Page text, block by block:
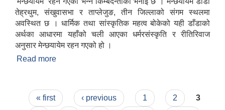
तेह्रथुम, संखुवासभा र ताप्लेजुङ, तीन जिल्लाको संगम स्थलमा
अवस्थित छ । धार्मिक तथा सांस्कृतिक महत्व बोकेको यही डाँडाको
अर्थका आधारमा यहाँको चली आएका धर्मरसंस्कृति र रीतिरिवाज
अनुसार मेन्छयायेम रहन गएको हो ।
Read more
Pages
« first ‹ previous 1 2
3